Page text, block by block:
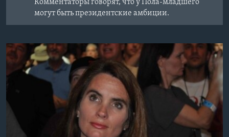
Комментаторы говорят, что у Пола-младшего
могут быть президентские амбиции.